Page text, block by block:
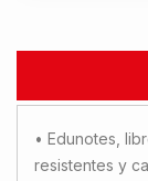
• Edunotes,
resistentes y